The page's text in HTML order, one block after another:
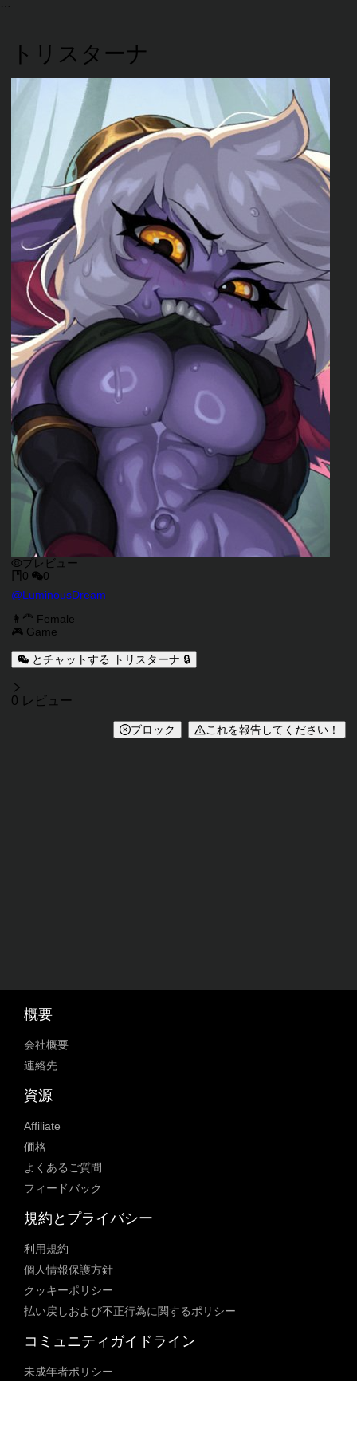
トリスターナ
プレビュー
0
0
キャラクタークリエイター
@LuminousDream
キャラクター説明
キャラクタータグ
👩‍🦰 Female
🎮 Game
とチャットする トリスターナ 🔒
レビュー
0 レビュー
ブロック これを報告してください！
概要
会社概要
連絡先
資源
Affiliate
価格
よくあるご質問
フィードバック
規約とプライバシー
利用規約
個人情報保護方針
クッキーポリシー
払い戻しおよび不正行為に関するポリシー
コミュニティガイドライン
未成年者ポリシー